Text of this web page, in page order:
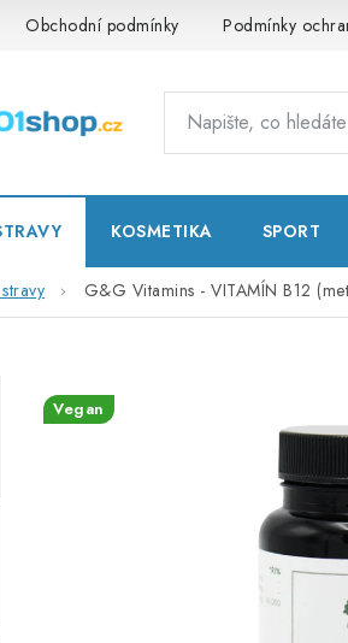
Obchodní podmínky Podmínky
KOSMETIKA SPORT
G&G Vitamins - VITAMÍN B12
Vegan